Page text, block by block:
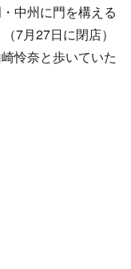
中州に門を構える
7月27日に閉店）
怜奈と歩いていた